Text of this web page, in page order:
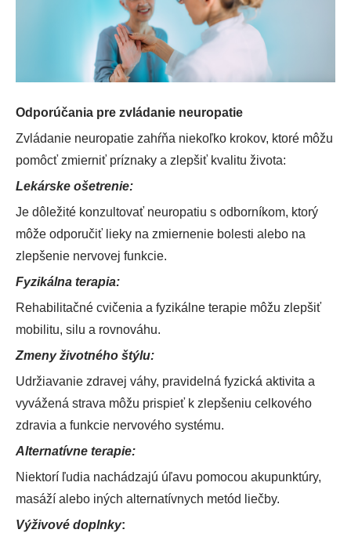
Odporúčania pre zvládanie neuropatie
Zvládanie neuropatie zahŕňa niekoľko krokov, ktoré môžu
pomôcť zmierniť príznaky a zlepšiť kvalitu života:
Lekárske ošetrenie:
Je dôležité konzultovať neuropatiu s odborníkom, ktorý
môže odporučiť lieky na zmiernenie bolesti alebo na
zlepšenie nervovej funkcie.
Fyzikálna terapia:
Rehabilitačné cvičenia a fyzikálne terapie môžu zlepšiť
mobilitu, silu a rovnováhu.
Zmeny životného štýlu:
Udržiavanie zdravej váhy, pravidelná fyzická aktivita a
vyvážená strava môžu prispieť k zlepšeniu celkového
zdravia a funkcie nervového systému.
Alternatívne terapie:
Niektorí ľudia nachádzajú úľavu pomocou akupunktúry,
masáží alebo iných alternatívnych metód liečby.
Výživové doplnky: